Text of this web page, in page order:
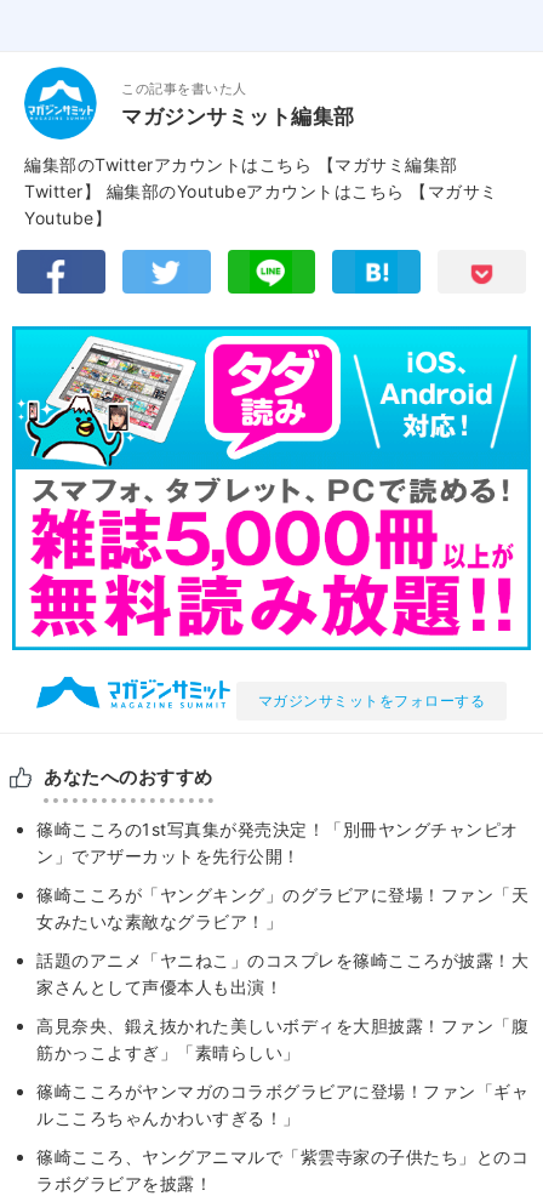
この記事を書いた人
マガジンサミット編集部
編集部のTwitterアカウントはこちら
【マガサミ編集部
Twitter】
編集部のYoutubeアカウントはこちら
【マガサミ
Youtube】
マガジンサミットをフォローする
あなたへのおすすめ
篠崎こころの1st写真集が発売決定！「別冊ヤングチャンピオ
ン」でアザーカットを先行公開！
篠崎こころが「ヤングキング」のグラビアに登場！ファン「天
女みたいな素敵なグラビア！」
話題のアニメ「ヤニねこ」のコスプレを篠崎こころが披露！大
家さんとして声優本人も出演！
高見奈央、鍛え抜かれた美しいボディを大胆披露！ファン「腹
筋かっこよすぎ」「素晴らしい」
篠崎こころがヤンマガのコラボグラビアに登場！ファン「ギャ
ルこころちゃんかわいすぎる！」
篠崎こころ、ヤングアニマルで「紫雲寺家の子供たち」とのコ
ラボグラビアを披露！